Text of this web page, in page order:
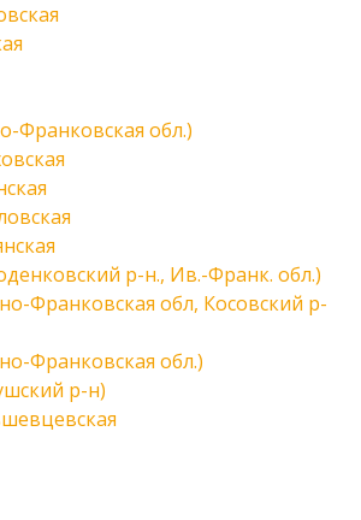
Франковская обл.)
р-н., Ив.-Франк. обл.)
Франковская обл, Косовский р-
Франковская обл.)
р-н)